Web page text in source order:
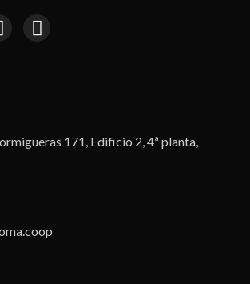
171, Edificio 2, 4ª planta,